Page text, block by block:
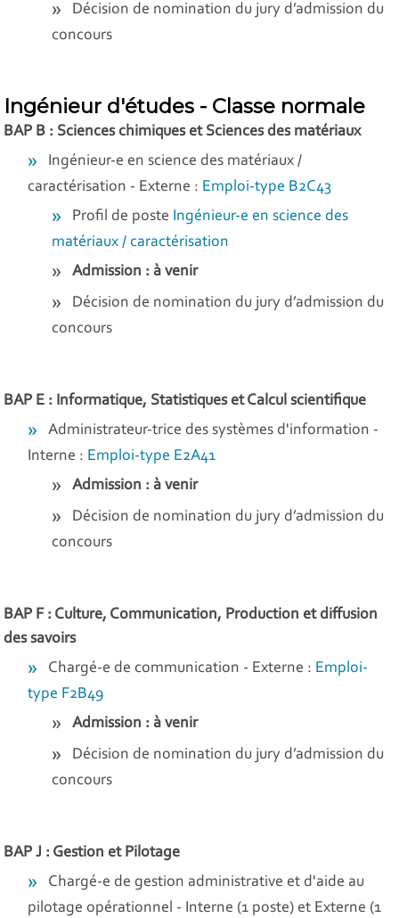
Décision de nomination du jury d’admission du
concours
Ingénieur d'études - Classe normale
BAP B : Sciences chimiques et Sciences des matériaux
Ingénieur-e en science des matériaux /
caractérisation - Externe : Emploi-type B2C43
Profil de poste Ingénieur-e en science des
matériaux / caractérisation
Admission : à venir
Décision de nomination du jury d’admission du
concours
BAP E : Informatique, Statistiques et Calcul scientifique
Administrateur-trice des systèmes d'information -
Interne : Emploi-type E2A41
Admission : à venir
Décision de nomination du jury d’admission du
concours
BAP F : Culture, Communication, Production et diffusion
des savoirs
Chargé-e de communication - Externe : Emploi-
type F2B49
Admission : à venir
Décision de nomination du jury d’admission du
concours
BAP J : Gestion et Pilotage
Chargé-e de gestion administrative et d'aide au
pilotage opérationnel - Interne (1 poste) et Externe (1